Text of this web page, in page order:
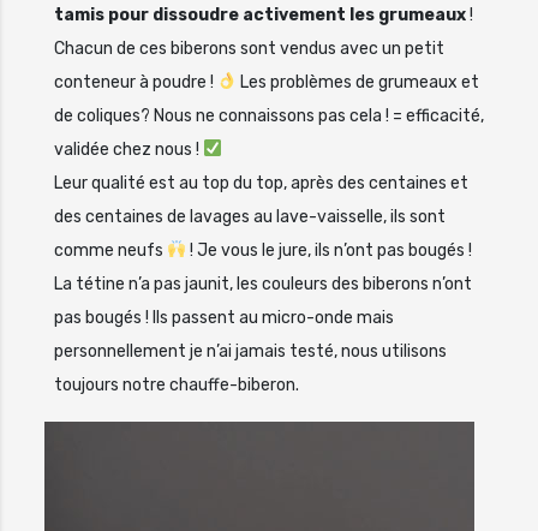
tamis pour dissoudre activement les grumeaux!
Chacun de ces biberons sont vendus avec un petit
conteneur à poudre !
Les problèmes de grumeaux et
de coliques? Nous ne connaissons pas cela ! = efficacité,
validée chez nous !
Leur qualité est au top du top, après des centaines et
des centaines de lavages au lave-vaisselle, ils sont
comme neufs
! Je vous le jure, ils n’ont pas bougés !
La tétine n’a pas jaunit, les couleurs des biberons n’ont
pas bougés ! Ils passent au micro-onde mais
personnellement je n’ai jamais testé, nous utilisons
toujours notre chauffe-biberon.